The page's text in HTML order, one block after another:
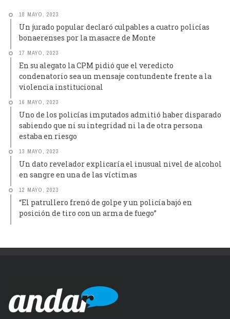
18 MAYO, 2023
Un jurado popular declaró culpables a cuatro policías
bonaerenses por la masacre de Monte
17 MAYO, 2023
En su alegato la CPM pidió que el veredicto
condenatorio sea un mensaje contundente frente a la
violencia institucional
16 MAYO, 2023
Uno de los policías imputados admitió haber disparado
sabiendo que ni su integridad ni la de otra persona
estaba en riesgo
13 MAYO, 2023
Un dato revelador explicaría el inusual nivel de alcohol
en sangre en una de las víctimas
12 MAYO, 2023
“El patrullero frenó de golpe y un policía bajó en
posición de tiro con un arma de fuego”